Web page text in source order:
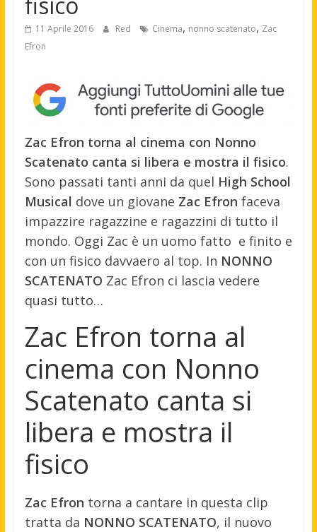
11 Aprile 2016 Red Cinema, nonno scatenato, Zac
Efron
Zac Efron torna al cinema con Nonno
Scatenato canta si libera e mostra il fisico.
Sono passati tanti anni da quel High School
Musical dove un giovane Zac Efron faceva
impazzire ragazzine e ragazzini di tutto il
mondo. Oggi Zac è un uomo fatto e finito e
con un fisico davvaero al top. In NONNO
SCATENATO Zac Efron ci lascia vedere
quasi tutto…
Zac Efron torna al
cinema con Nonno
Scatenato canta si
libera e mostra il
fisico
Zac Efron torna a cantare in questa clip
tratta da NONNO SCATENATO, il nuovo